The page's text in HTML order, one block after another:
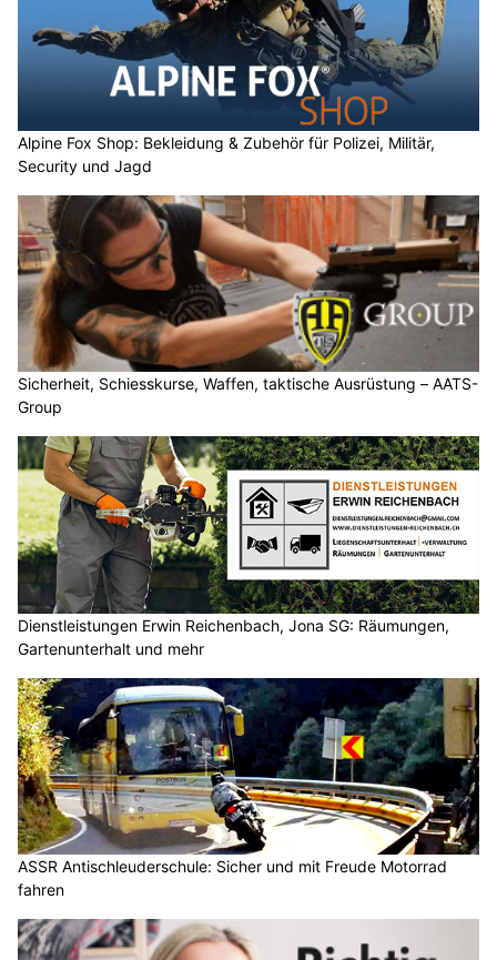
Alpine Fox Shop: Bekleidung & Zubehör für Polizei, Militär,
Security und Jagd
Sicherheit, Schiesskurse, Waffen, taktische Ausrüstung – AATS-
Group
Dienstleistungen Erwin Reichenbach, Jona SG: Räumungen,
Gartenunterhalt und mehr
ASSR Antischleuderschule: Sicher und mit Freude Motorrad
fahren